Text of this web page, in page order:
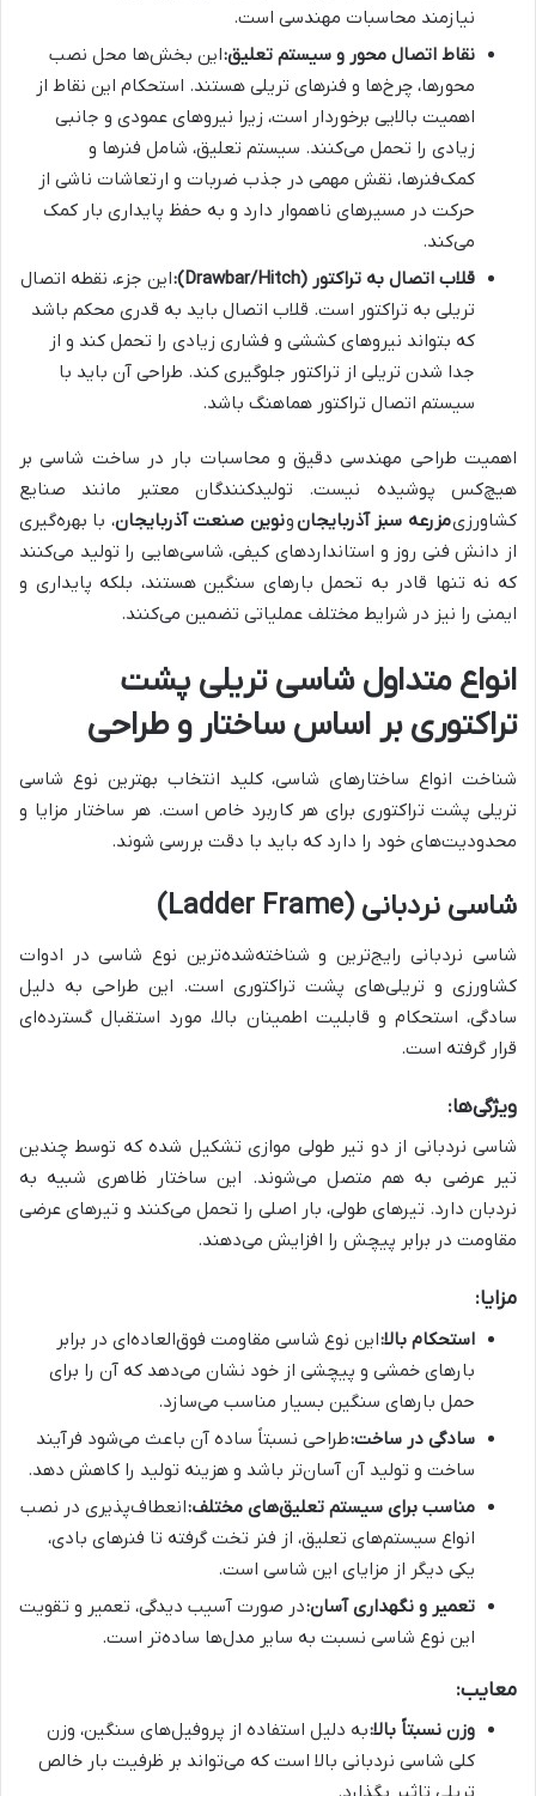
نیازمند محاسبات مهندسی است.
نقاط اتصال محور و سیستم تعلیق:این بخش‌ها محل نصب
محورها، چرخ‌ها و فنرهای تریلی هستند. استحکام این نقاط از
اهمیت بالایی برخوردار است، زیرا نیروهای عمودی و جانبی
زیادی را تحمل می‌کنند. سیستم تعلیق، شامل فنرها و
کمک‌فنرها، نقش مهمی در جذب ضربات و ارتعاشات ناشی از
حرکت در مسیرهای ناهموار دارد و به حفظ پایداری بار کمک
می‌کند.
قلاب اتصال به تراکتور (Drawbar/Hitch):
این جزء، نقطه اتصال
تریلی به تراکتور است. قلاب اتصال باید به قدری محکم باشد
که بتواند نیروهای کششی و فشاری زیادی را تحمل کند و از
جدا شدن تریلی از تراکتور جلوگیری کند. طراحی آن باید با
سیستم اتصال تراکتور هماهنگ باشد.
اهمیت طراحی مهندسی دقیق و محاسبات بار در ساخت شاسی بر
هیچ‌کس پوشیده نیست. تولیدکنندگان معتبر مانند صنایع
کشاورزیمزرعه سبز آذربایجانونوین صنعت آذربایجان، با بهره‌گیری
از دانش فنی روز و استانداردهای کیفی، شاسی‌هایی را تولید می‌کنند
که نه تنها قادر به تحمل بارهای سنگین هستند، بلکه پایداری و
ایمنی را نیز در شرایط مختلف عملیاتی تضمین می‌کنند.
انواع متداول شاسی تریلی پشت
تراکتوری بر اساس ساختار و طراحی
شناخت انواع ساختارهای شاسی، کلید انتخاب بهترین نوع شاسی
تریلی پشت تراکتوری برای هر کاربرد خاص است. هر ساختار مزایا و
محدودیت‌های خود را دارد که باید با دقت بررسی شوند.
شاسی نردبانی (Ladder Frame)
شاسی نردبانی رایج‌ترین و شناخته‌شده‌ترین نوع شاسی در ادوات
کشاورزی و تریلی‌های پشت تراکتوری است. این طراحی به دلیل
سادگی، استحکام و قابلیت اطمینان بالا، مورد استقبال گسترده‌ای
قرار گرفته است.
ویژگی‌ها:
شاسی نردبانی از دو تیر طولی موازی تشکیل شده که توسط چندین
تیر عرضی به هم متصل می‌شوند. این ساختار ظاهری شبیه به
نردبان دارد. تیرهای طولی، بار اصلی را تحمل می‌کنند و تیرهای عرضی
مقاومت در برابر پیچش را افزایش می‌دهند.
مزایا:
استحکام بالا:این نوع شاسی مقاومت فوق‌العاده‌ای در برابر
بارهای خمشی و پیچشی از خود نشان می‌دهد که آن را برای
حمل بارهای سنگین بسیار مناسب می‌سازد.
سادگی در ساخت:طراحی نسبتاً ساده آن باعث می‌شود فرآیند
ساخت و تولید آن آسان‌تر باشد و هزینه تولید را کاهش دهد.
مناسب برای سیستم تعلیق‌های مختلف:انعطاف‌پذیری در نصب
انواع سیستم‌های تعلیق، از فنر تخت گرفته تا فنرهای بادی،
یکی دیگر از مزایای این شاسی است.
تعمیر و نگهداری آسان:در صورت آسیب دیدگی، تعمیر و تقویت
این نوع شاسی نسبت به سایر مدل‌ها ساده‌تر است.
معایب:
وزن نسبتاً بالا:به دلیل استفاده از پروفیل‌های سنگین، وزن
کلی شاسی نردبانی بالا است که می‌تواند بر ظرفیت بار خالص